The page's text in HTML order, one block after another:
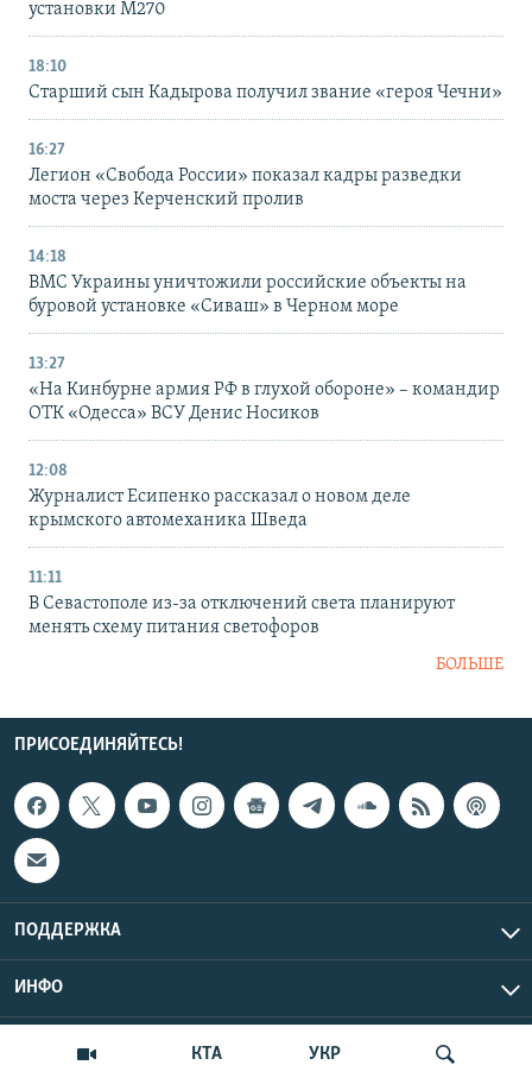
КТА УКР
установки M270
18:10
Старший сын Кадырова получил звание «героя Чечни»
16:27
Легион «Свобода России» показал кадры разведки
моста через Керченский пролив
14:18
ВМС Украины уничтожили российские объекты на
буровой установке «Сиваш» в Черном море
13:27
«На Кинбурне армия РФ в глухой обороне» – командир
ОТК «Одесса» ВСУ Денис Носиков
12:08
Журналист Есипенко рассказал о новом деле
крымского автомеханика Шведа
11:11
В Севастополе из-за отключений света планируют
менять схему питания светофоров
БОЛЬШЕ
ПРИСОЕДИНЯЙТЕСЬ!
ПОДДЕРЖКА
ИНФО
Copyright Крым.Реалии, 2026 | Все права защищены.
UTC+3